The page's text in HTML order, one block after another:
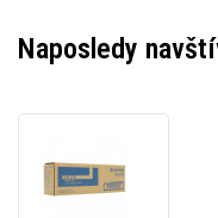
Naposledy